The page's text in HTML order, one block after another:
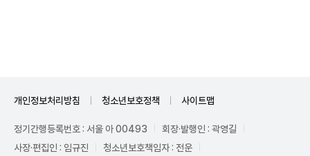
개인정보처리방침 청소년보호정책 사이트맵
정기간행등록번호 : 서울 아 00493
회장·발행인 : 곽영길
사장·편집인 : 임규진
청소년보호책임자 : 전운